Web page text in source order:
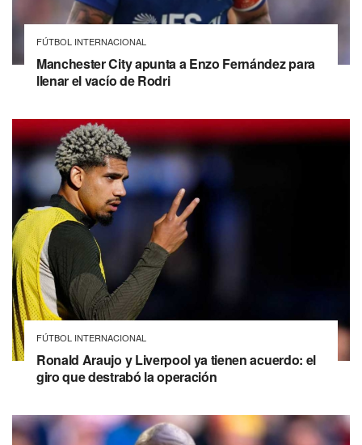
FÚTBOL INTERNACIONAL
Manchester City apunta a Enzo Fernández para
llenar el vacío de Rodri
FÚTBOL INTERNACIONAL
Ronald Araujo y Liverpool ya tienen acuerdo: el
giro que destrabó la operación